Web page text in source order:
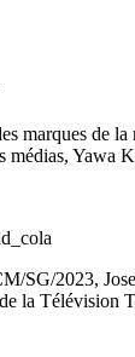
marques de
médias, Yawa
SG/2023,
la Télévision